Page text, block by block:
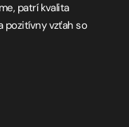
patrí kvalita
pozitívny vzťah so